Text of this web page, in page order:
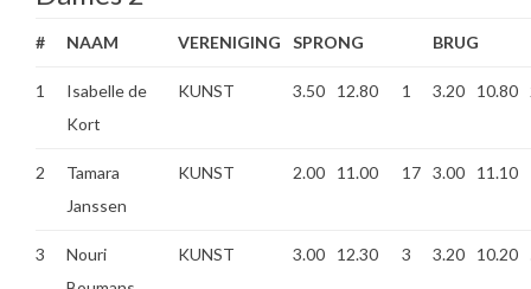
# NAAM VERENIGING SPRONG BRUG
1
Isabelle de
Kort
KUNST 3.50 12.80 1 3.20 10.80
2
Tamara
Janssen
KUNST 2.00 11.00 17 3.00 11.10
3
Nouri
KUNST 3.00 12.30 3 3.20 10.20